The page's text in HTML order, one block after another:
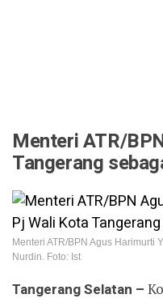
Menteri ATR/
Tangerang
Menteri ATR/BPN Agus Harimurti
Nurdin. Foto: Ist
Tangerang Selatan –